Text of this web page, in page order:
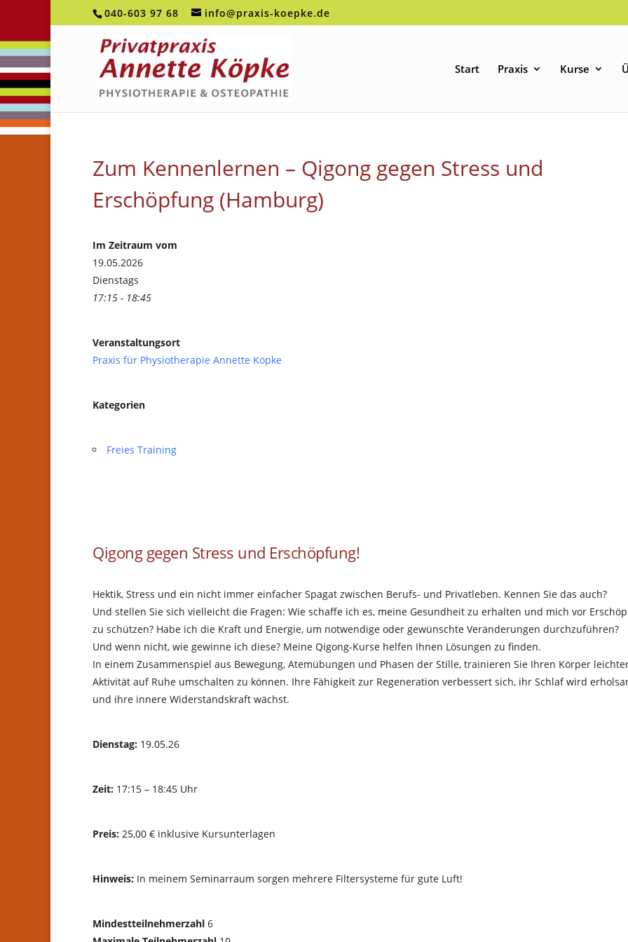
040-603 97 68 info@praxis-koepke.de
Start Praxis Kurse
Zum Kennenlernen – Qigong gegen Stress und
Erschöpfung (Hamburg)
Im Zeitraum vom
19.05.2026
Dienstags
17:15 - 18:45
Veranstaltungsort
Praxis für Physiotherapie Annette Köpke
Kategorien
Freies Training
Qigong gegen Stress und Erschöpfung!
Hektik, Stress und ein nicht immer einfacher Spagat zwischen Berufs- und Privatleben. Kennen Sie das auch?
Und stellen Sie sich vielleicht die Fragen: Wie schaffe ich es, meine Gesundheit zu erhalten und mich vor
zu schützen? Habe ich die Kraft und Energie, um notwendige oder gewünschte Veränderungen durchzuführen?
Und wenn nicht, wie gewinne ich diese? Meine Qigong-Kurse helfen Ihnen Lösungen zu finden.
In einem Zusammenspiel aus Bewegung, Atemübungen und Phasen der Stille, trainieren Sie Ihren Körper
Aktivität auf Ruhe umschalten zu können. Ihre Fähigkeit zur Regeneration verbessert sich, ihr Schlaf wird
und ihre innere Widerstandskraft wächst.
Dienstag: 19.05.26
Zeit: 17:15 – 18:45 Uhr
Preis: 25,00 € inklusive Kursunterlagen
Hinweis: In meinem Seminarraum sorgen mehrere Filtersysteme für gute Luft!
Mindestteilnehmerzahl 6